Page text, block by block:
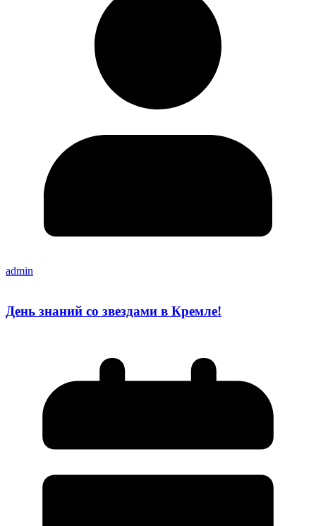
admin
День знаний со звездами в Кремле!